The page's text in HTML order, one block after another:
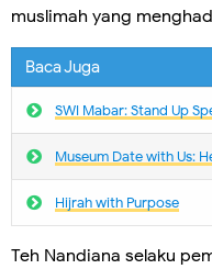
muslimah yang
Baca Juga
SWI Mabar: Stand Up
Museum Date with Us:
Hijrah with Purpose
Teh Nandiana selaku